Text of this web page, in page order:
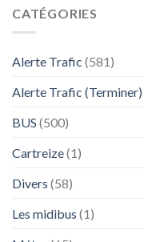
CATÉGORIES
Alerte Trafic (581)
Alerte Trafic (Terminer)
BUS (500)
Cartreize(1)
Divers (58)
Les midibus (1)